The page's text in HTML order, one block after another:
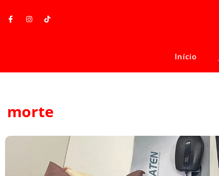
Início
morte